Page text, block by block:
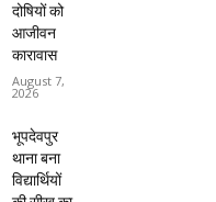
दोषियों को
आजीवन
कारावास
August 7,
2026
भूपदेवपुर
थाना बना
विद्यार्थियों